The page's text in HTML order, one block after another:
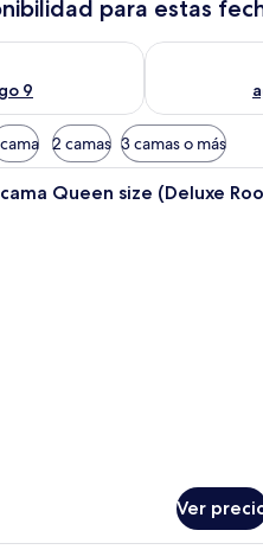
para estas
9
para hoy ago 8 - ago 9
Consulta la
2 camas 3 camas o más
Habitación de hotel con una
Queen size (Deluxe
Ver